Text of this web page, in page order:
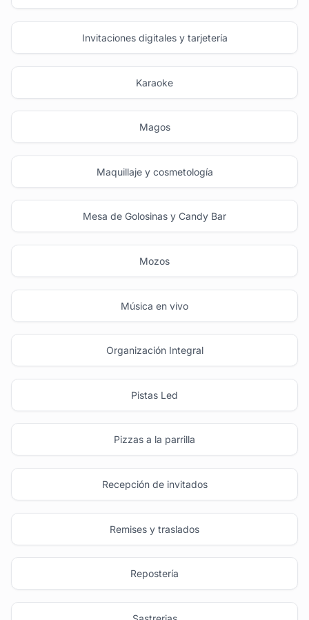
Invitaciones digitales y tarjetería
Karaoke
Magos
Maquillaje y cosmetología
Mesa de Golosinas y Candy Bar
Mozos
Música en vivo
Organización Integral
Pistas Led
Pizzas a la parrilla
Recepción de invitados
Remises y traslados
Repostería